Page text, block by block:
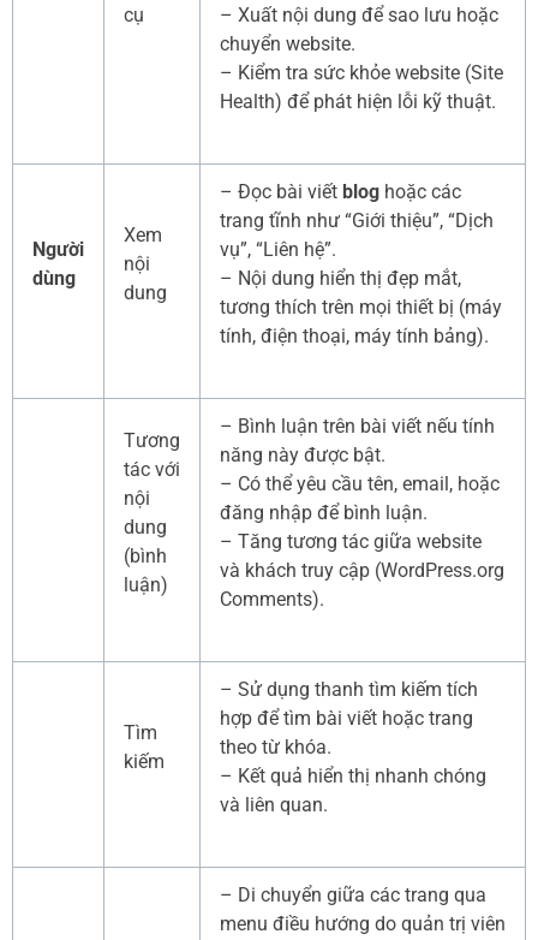
cụ
– Xuất nội dung để sao lưu hoặc
chuyển website.
– Kiểm tra sức khỏe website (Site
Health) để phát hiện lỗi kỹ thuật.
Người
dùng
Xem
nội
dung
– Đọc bài viết blog hoặc các
trang tĩnh như “Giới thiệu”, “Dịch
vụ”, “Liên hệ”.
– Nội dung hiển thị đẹp mắt,
tương thích trên mọi thiết bị (máy
tính, điện thoại, máy tính bảng).
Tương
tác với
nội
dung
(bình
luận)
– Bình luận trên bài viết nếu tính
năng này được bật.
– Có thể yêu cầu tên, email, hoặc
đăng nhập để bình luận.
– Tăng tương tác giữa website
và khách truy cập (WordPress.org
Comments).
Tìm
kiếm
– Sử dụng thanh tìm kiếm tích
hợp để tìm bài viết hoặc trang
theo từ khóa.
– Kết quả hiển thị nhanh chóng
và liên quan.
– Di chuyển giữa các trang qua
menu điều hướng do quản trị viên